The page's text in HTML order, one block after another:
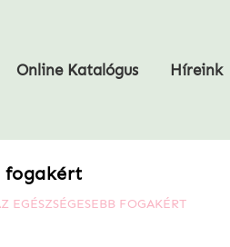
Online Katalógus Híreink
fogakért
EGÉSZSÉGESEBB FOGAKÉRT